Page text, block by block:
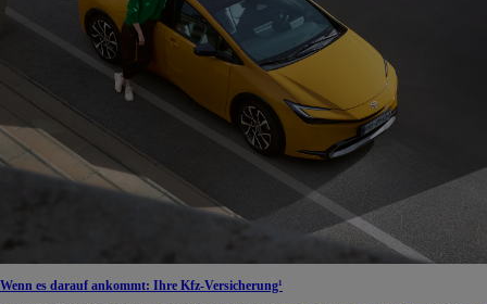
Wenn es darauf ankommt: Ihre Kfz-Versicherung¹